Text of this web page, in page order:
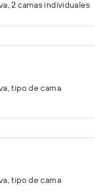
2 camas individuales
tipo de cama
tipo de cama